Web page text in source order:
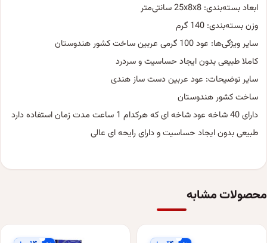
ابعاد بسته‌بندی: 25x8x8 سانتی‌متر
وزن بسته‌بندی: 140 گرم
سایر ویژگی‌ها: عود 100 گرمی عربین ساخت کشور هندوستان
کاملا طبیعی بدون ایجاد حساسیت و سردرد
سایر توضیحات: عود عربین دست ساز هندی
ساخت کشور هندوستان
دارای 40 شاخه عود شاخه ای که هرکدام 1 ساعت مدت زمان استفاده دارد
طبیعی بدون ایجاد حساسیت و دارای رایحه ای عالی
محصولات مشابه